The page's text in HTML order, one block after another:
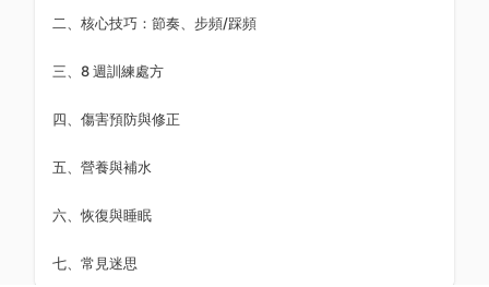
二、核心技巧：節奏、步頻/踩頻
三、8 週訓練處方
四、傷害預防與修正
五、營養與補水
六、恢復與睡眠
七、常見迷思